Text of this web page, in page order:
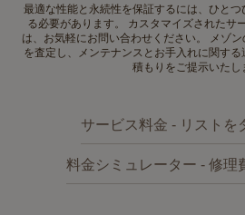
最適な性能と永続性を保証するには、ひと
る必要があります。 カスタマイズされたサ
は、お気軽にお問い合わせください。 メゾ
を査定し、メンテナンスとお手入れに関す
積もりをご提示いたし
サービス料金 - リストを
料金シミュレーター - 修理